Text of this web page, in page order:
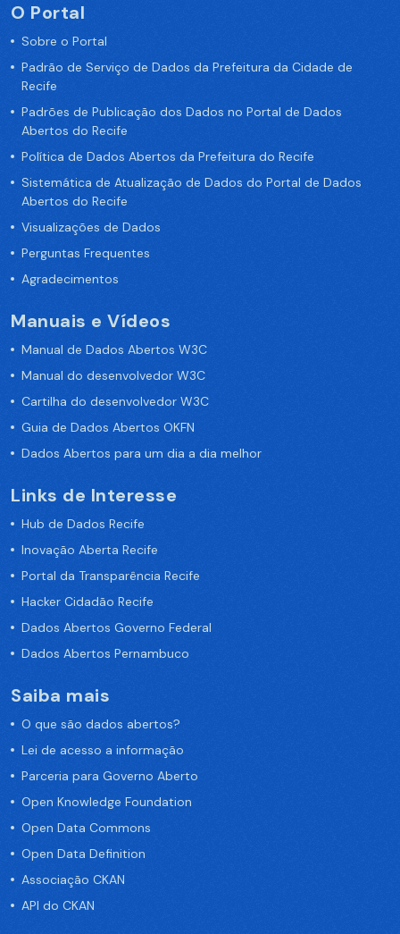
O Portal
Sobre o Portal
Padrão de Serviço de Dados da Prefeitura da Cidade de
Recife
Padrões de Publicação dos Dados no Portal de Dados
Abertos do Recife
Política de Dados Abertos da Prefeitura do Recife
Sistemática de Atualização de Dados do Portal de Dados
Abertos do Recife
Visualizações de Dados
Perguntas Frequentes
Agradecimentos
Manuais e Vídeos
Manual de Dados Abertos W3C
Manual do desenvolvedor W3C
Cartilha do desenvolvedor W3C
Guia de Dados Abertos OKFN
Dados Abertos para um dia a dia melhor
Links de Interesse
Hub de Dados Recife
Inovação Aberta Recife
Portal da Transparência Recife
Hacker Cidadão Recife
Dados Abertos Governo Federal
Dados Abertos Pernambuco
Saiba mais
O que são dados abertos?
Lei de acesso a informação
Parceria para Governo Aberto
Open Knowledge Foundation
Open Data Commons
Open Data Definition
Associação CKAN
API do CKAN